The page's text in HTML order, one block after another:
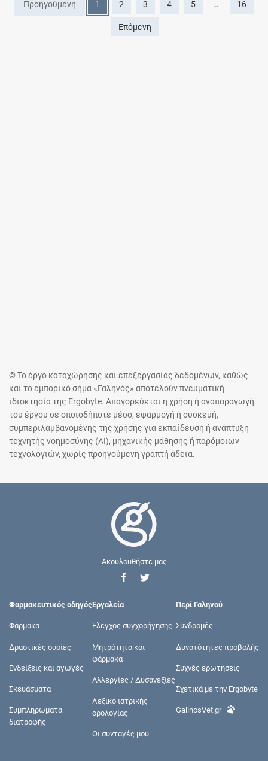
Προηγούμενη 1 2 3 4 5 … 16
Επόμενη
© Το έργο καταχώρησης και επεξεργασίας δεδομένων, καθώς
και το εμπορικό σήμα «Γαληνός» αποτελούν πνευματική
ιδιοκτησία της Ergobyte. Απαγορεύεται η χρήση ή αναπαραγωγή
του έργου σε οποιοδήποτε μέσο, εφαρμογή ή συσκευή,
συμπεριλαμβανομένης της χρήσης για εκπαίδευση ή ανάπτυξη
τεχνητής νοημοσύνης (AI), μηχανικής μάθησης ή παρόμοιων
τεχνολογιών, χωρίς προηγούμενη γραπτή άδεια.
Ακουλουθήστε μας
Φαρμακευτικός οδηγός
Φάρμακα
Δραστικές ουσίες
Ενδείξεις και αγωγές
Σκευάσματα
Συμπληρώματα
διατροφής
Εργαλεία
Έλεγχος συγχορήγησης
Μητρότητα και
φάρμακα
Αλλεργίες / Δυσανεξίες
Λεξικό ιατρικής
ορολογίας
Οι συνταγές μου
Περί Γαληνού
Συνδρομές
Δυνατότητες προβολής
Συχνές ερωτήσεις
Σχετικά με την Ergobyte
GalinosVet.gr